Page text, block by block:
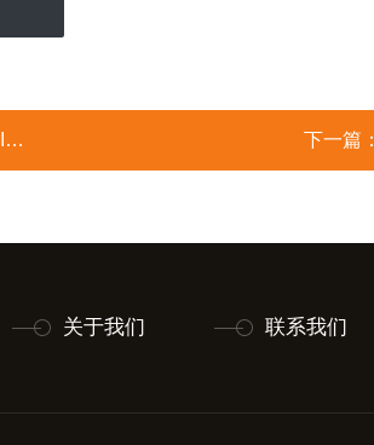
下一篇：
关于我们 联系我们